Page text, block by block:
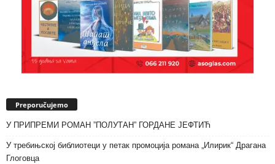
Preporučujemo
У ПРИПРЕМИ РОМАН ”ПОЛУТАН” ГОРДАНЕ ЈЕФТИЋ
У требињској библиотеци у петак промоција романа „Илирик“ Драгана
Глоговца